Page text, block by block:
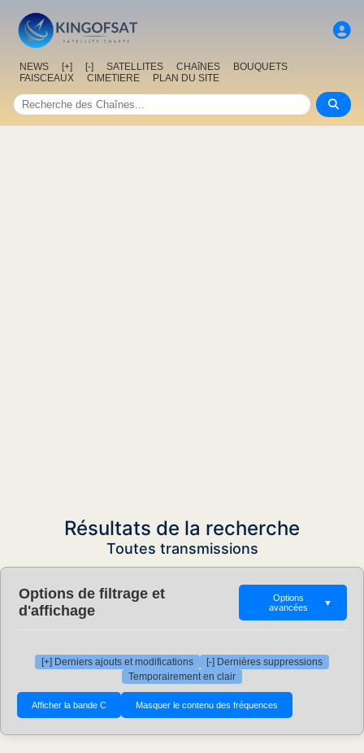
NEWS [+] [-] SATELLITES CHAîNES
BOUQUETS
FAISCEAUX
CIMETIERE PLAN DU SITE
Résultats de la recherche
Toutes transmissions
Options de filtrage et
d'affichage
Options
avancées
▼
[+] Derniers ajouts et modifications
[-] Dernières suppressions
Temporairement en clair